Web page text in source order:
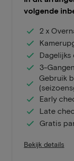
volgende
2 x
3-
Gebruik
Early
Late
Gratis
Bekijk details